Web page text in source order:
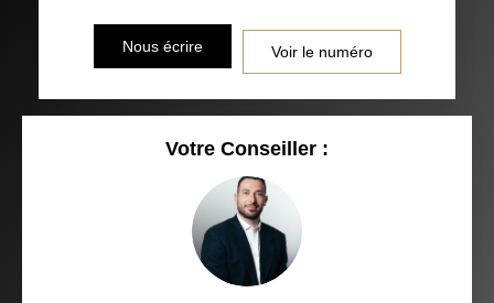
Nous écrire Voir le numéro
Votre Conseiller :